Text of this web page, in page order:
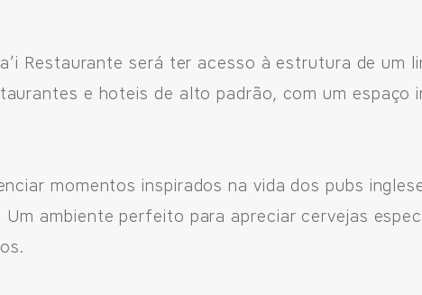
Restaurante será ter acesso à estrutura de um
e hoteis de alto padrão, com um espaço
momentos inspirados na vida dos pubs
ambiente perfeito para apreciar cervejas